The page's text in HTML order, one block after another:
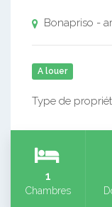
Bonapriso -
A louer
Type de
1
Chambres